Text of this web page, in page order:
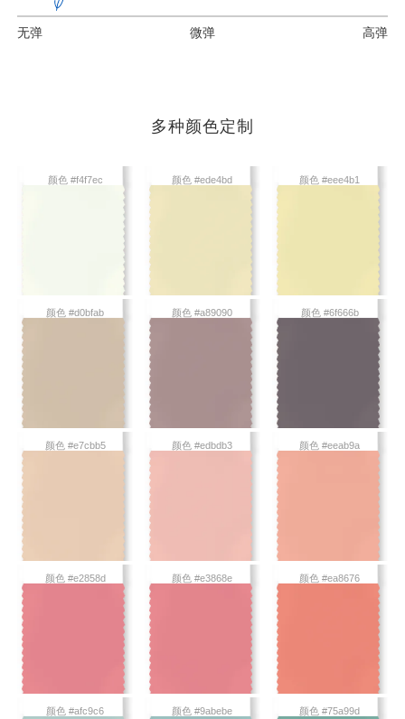
无弹 微弹 高弹
多种颜色定制
颜色 #f4f7ec 颜色 #ede4bd 颜色 #eee4b1
颜色 #d0bfab 颜色 #a89090 颜色 #6f666b
颜色 #e7cbb5 颜色 #edbdb3 颜色 #eeab9a
颜色 #e2858d 颜色 #e3868e 颜色 #ea8676
颜色 #afc9c6 颜色 #9abebe 颜色 #75a99d